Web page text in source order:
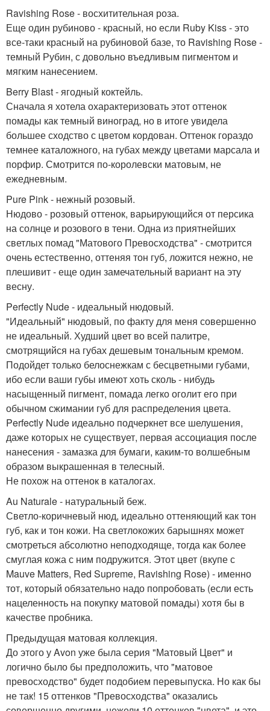
Ravishing Rose - восхитительная роза.
Еще один рубиново - красный, но если Ruby Kiss - это
все-таки красный на рубиновой базе, то Ravishing Rose -
темный Рубин, с довольно въедливым пигментом и
мягким нанесением.
Berry Blast - ягодный коктейль.
Сначала я хотела охарактеризовать этот оттенок
помады как темный виноград, но в итоге увидела
большее сходство с цветом кордован. Оттенок гораздо
темнее каталожного, на губах между цветами марсала и
порфир. Смотрится по-королевски матовым, не
ежедневным.
Pure Pink - нежный розовый.
Нюдово - розовый оттенок, варьирующийся от персика
на солнце и розового в тени. Одна из приятнейших
светлых помад "Матового Превосходства" - смотрится
очень естественно, оттеняя тон губ, ложится нежно, не
плешивит - еще один замечательный вариант на эту
весну.
Perfectly Nude - идеальный нюдовый.
"Идеальный" нюдовый, по факту для меня совершенно
не идеальный. Худший цвет во всей палитре,
смотрящийся на губах дешевым тональным кремом.
Подойдет только белоснежкам с бесцветными губами,
ибо если ваши губы имеют хоть сколь - нибудь
насыщенный пигмент, помада легко оголит его при
обычном сжимании губ для распределения цвета.
Perfectly Nude идеально подчеркнет все шелушения,
даже которых не существует, первая ассоциация после
нанесения - замазка для бумаги, каким-то волшебным
образом выкрашенная в телесный.
Не похож на оттенок в каталогах.
Au Naturale - натуральный беж.
Светло-коричневый нюд, идеально оттеняющий как тон
губ, как и тон кожи. На светлокожих барышнях может
смотреться абсолютно неподходяще, тогда как более
смуглая кожа с ним подружится. Этот цвет (вкупе с
Mauve Matters, Red Supreme, Ravishing Rose) - именно
тот, который обязательно надо попробовать (если есть
нацеленность на покупку матовой помады) хотя бы в
качестве пробника.
Предыдущая матовая коллекция.
До этого у Avon уже была серия "Матовый Цвет" и
логично было бы предположить, что "матовое
превосходство" будет подобием перевыпуска. Но как бы
не так! 15 оттенков "Превосходства" оказались